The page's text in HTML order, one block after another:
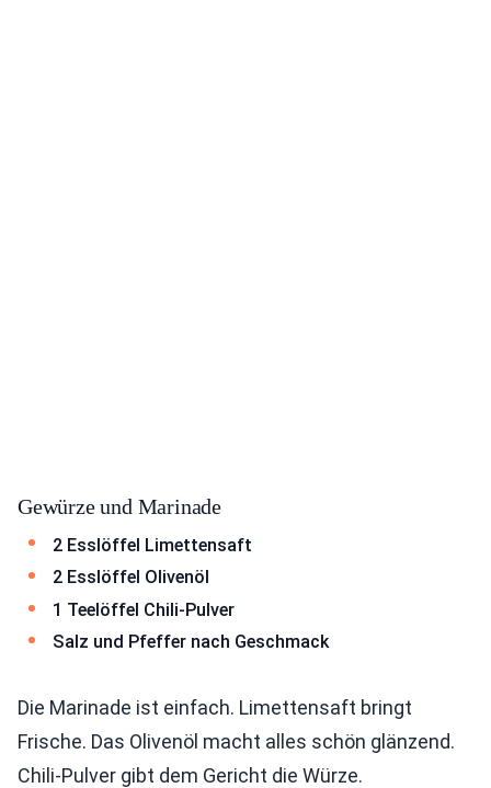
Gewürze und Marinade
2 Esslöffel Limettensaft
2 Esslöffel Olivenöl
1 Teelöffel Chili-Pulver
Salz und Pfeffer nach Geschmack
Die Marinade ist einfach. Limettensaft bringt
Frische. Das Olivenöl macht alles schön glänzend.
Chili-Pulver gibt dem Gericht die Würze.